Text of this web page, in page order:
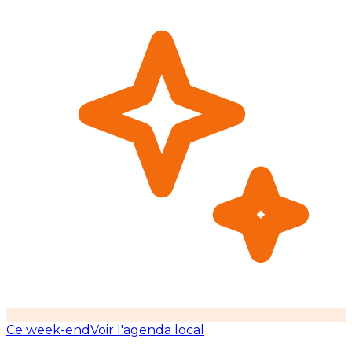
Ce week-endVoir l'agenda local